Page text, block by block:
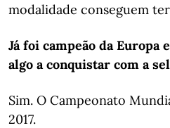
modalidade conseguem
Já foi campeão da Europa
algo a conquistar com a
Sim. O Campeonato
2017.